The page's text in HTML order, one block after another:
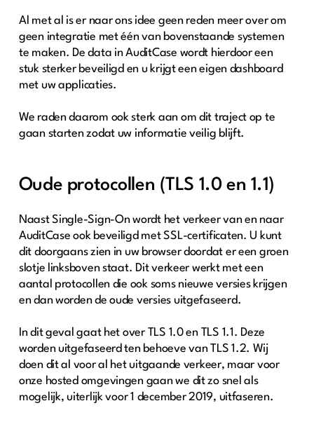
Al met al is er naar ons idee geen reden meer over om
geen integratie met één van bovenstaande systemen
te maken. De data in AuditCase wordt hierdoor een
stuk sterker beveiligd en u krijgt een eigen dashboard
met uw applicaties.
We raden daarom ook sterk aan om dit traject op te
gaan starten zodat uw informatie veilig blijft.
Oude protocollen (TLS 1.0 en 1.1)
Naast Single-Sign-On wordt het verkeer van en naar
AuditCase ook beveiligd met SSL-certificaten. U kunt
dit doorgaans zien in uw browser doordat er een groen
slotje linksboven staat. Dit verkeer werkt met een
aantal protocollen die ook soms nieuwe versies krijgen
en dan worden de oude versies uitgefaseerd.
In dit geval gaat het over TLS 1.0 en TLS 1.1. Deze
worden uitgefaseerd ten behoeve van TLS 1.2. Wij
doen dit al voor al het uitgaande verkeer, maar voor
onze hosted omgevingen gaan we dit zo snel als
mogelijk, uiterlijk voor 1 december 2019, uitfaseren.